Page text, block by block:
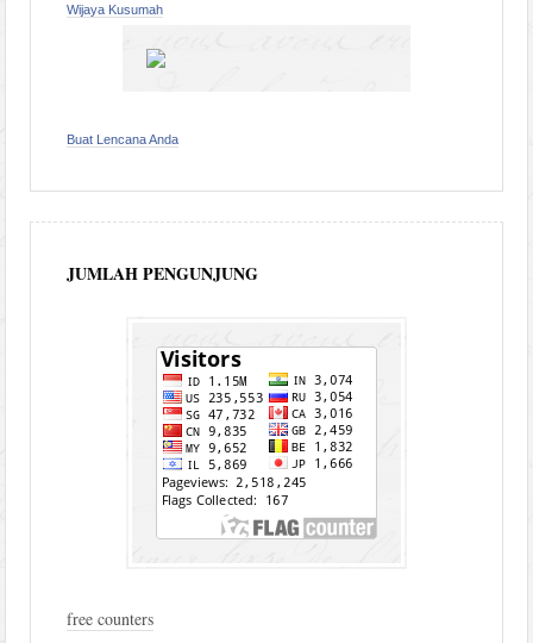
Wijaya Kusumah
Buat Lencana Anda
JUMLAH PENGUNJUNG
free counters